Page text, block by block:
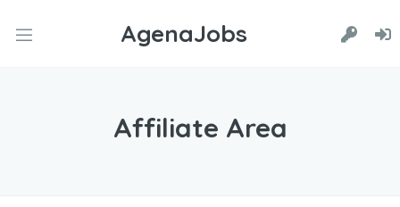
AgenaJobs
Affiliate Area